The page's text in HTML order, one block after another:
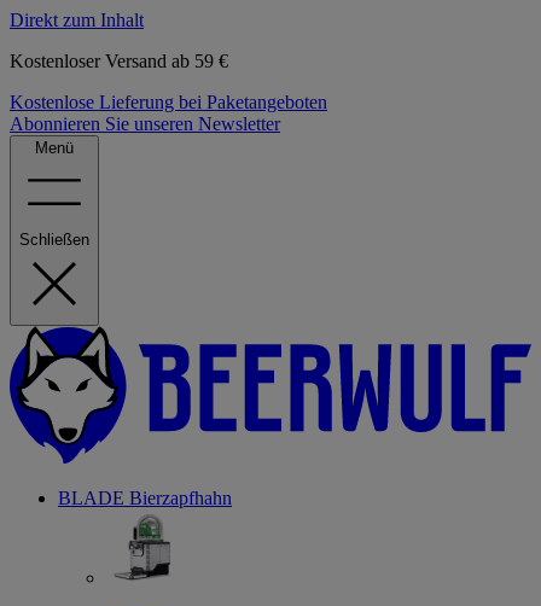
Direkt zum Inhalt
Kostenloser Versand ab 59 €
Kostenlose Lieferung bei Paketangeboten
Abonnieren Sie unseren Newsletter
Menü
Schließen
BLADE Bierzapfhahn